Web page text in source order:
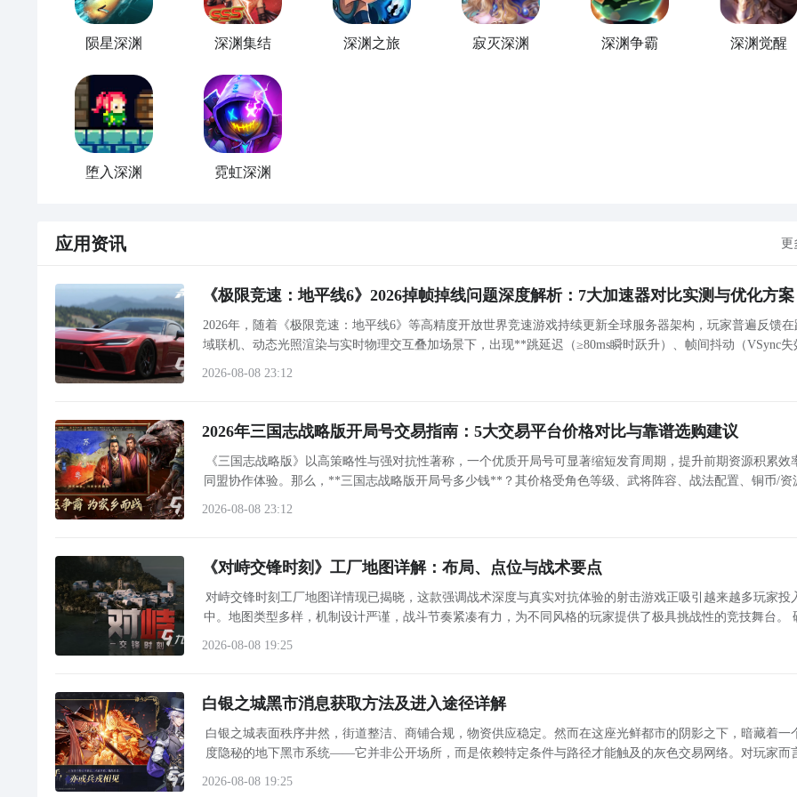
九游客户端
最直接的方法就是到九游APP进行下载，九游APP提供海量的精品游戏下载
在九游客户端搜索栏中输入深渊矿工进行搜索，点击进入到游戏专区中，如图所示：如图所示，这样你就不用四处寻求
好了，小编为大家大家提供了这两种教程是下载深渊矿工最为直接方法哦，不知道大家有没有清楚的知道呢？想要了解
《魔兽世界怀旧服》深渊矿工帽怎么获得 深渊矿工帽获得方法分享
深渊矿工帽介绍：
Miner's Hat of the Deep
物品等级 44
装备后绑定
头部布甲
+10 精神
+17 智力
+7 耐力
展开更多
陨星深渊 深渊集结 深渊之旅 寂灭深渊 深渊争霸 深渊觉醒
堕入深渊 霓虹深渊
应用资讯 更
《极限竞速：地平线6》2026掉帧掉线问题深度解析：7大加速器对比实测与优化方案
2026年，随着《极限竞速：地平线6》等高精度开放世界竞速游戏持续更新全球服务器架构，玩家普遍反馈在
域联机、动态光照渲染与实时物理交互叠加场景下，出现**跳延迟（≥80ms瞬时跃升）、帧间抖动（VSync失
2026-08-08 23:12
2026年三国志战略版开局号交易指南：5大交易平台价格对比与靠谱选购建议
《三国志战略版》以高策略性与强对抗性著称，一个优质开局号可显著缩短发育周期，提升前期资源积累效
同盟协作体验。那么，**三国志战略版开局号多少钱**？其价格受角色等级、武将阵容、战法配置、铜币/资
2026-08-08 23:12
《对峙交锋时刻》工厂地图详解：布局、点位与战术要点
对峙交锋时刻工厂地图详情现已揭晓，这款强调战术深度与真实对抗体验的射击游戏正吸引越来越多玩家投
中。地图类型多样，机制设计严谨，战斗节奏紧凑有力，为不同风格的玩家提供了极具挑战性的竞技舞台。
2026-08-08 19:25
白银之城黑市消息获取方法及进入途径详解
白银之城表面秩序井然，街道整洁、商铺合规，物资供应稳定。然而在这座光鲜都市的阴影之下，暗藏着一
度隐秘的地下黑市系统——它并非公开场所，而是依赖特定条件与路径才能触及的灰色交易网络。对玩家而
2026-08-08 19:25